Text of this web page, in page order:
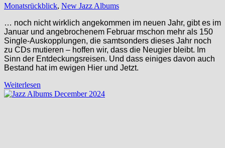
Monatsrückblick, New Jazz Albums
… noch nicht wirklich angekommen im neuen Jahr, gibt es im
Januar und angebrochenem Februar mschon mehr als 150
Single-Auskopplungen, die samtsonders dieses Jahr noch
zu CDs mutieren – hoffen wir, dass die Neugier bleibt. Im
Sinn der Entdeckungsreisen. Und dass einiges davon auch
Bestand hat im ewigen Hier und Jetzt.
Weiterlesen